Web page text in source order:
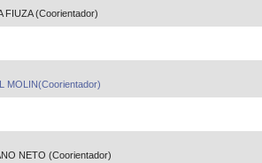
FIUZA (Coorientador)
MOLIN(Coorientador)
NETO (Coorientador)